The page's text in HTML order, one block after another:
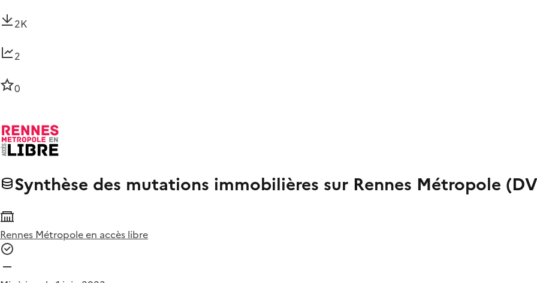
2K
2
0
Synthèse des mutations immobilières sur Rennes Métropole
Rennes Métropole en accès libre